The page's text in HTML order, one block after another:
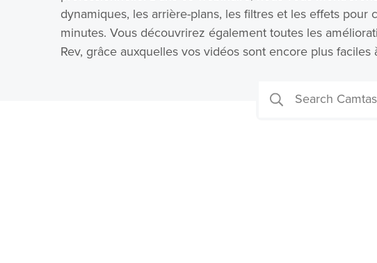
dynamiques, les arrière-plans, les filtres et les effets
minutes. Vous découvrirez également toutes les
Rev, grâce auxquelles vos vidéos sont encore plus faciles